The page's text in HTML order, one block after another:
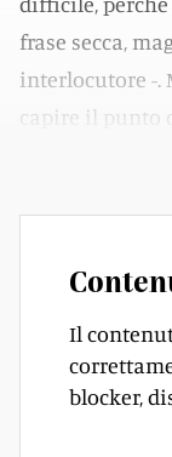
frase secca,
interlocutore -.
capire il punto
Il
blocker,